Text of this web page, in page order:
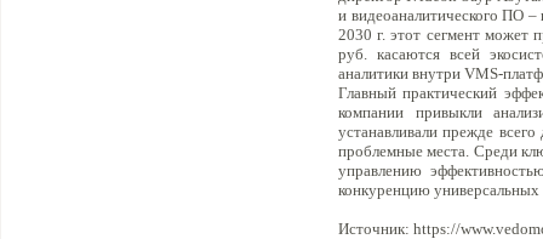
и видеоаналитического ПО –
2030 г. этот сегмент может
руб. касаются всей
аналитики внутри VMS-
Главный практический
компании привыкли
устанавливали прежде
проблемные места. Среди
управлению
конкуренцию
Источник: https://